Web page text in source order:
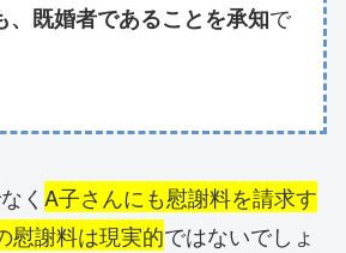
、既婚者であることを承知で
く A子さんにも慰謝料を請求す
慰謝料は現実的ではないでしょ